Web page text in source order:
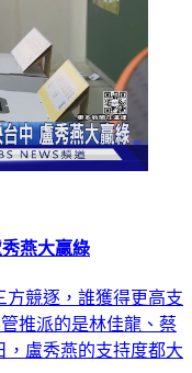
燕大贏綠
方競逐，誰獲得更高支
推派的是林佳龍、蔡
盧秀燕的支持度都大